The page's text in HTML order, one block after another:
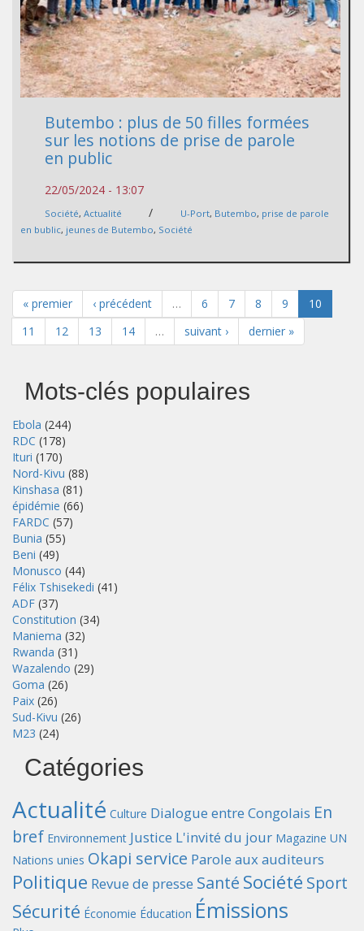
Butembo : plus de 50 filles formées
sur les notions de prise de parole
en public
22/05/2024 - 13:07
Société, Actualité / U-Port, Butembo, prise de parole
en bublic, jeunes de Butembo, Société
« premier ‹ précédent … 6 7 8 9
10
11
12 13 14 … suivant › dernier »
Mots-clés populaires
Ebola (244)
RDC (178)
Ituri (170)
Nord-Kivu (88)
Kinshasa (81)
épidémie (66)
FARDC (57)
Bunia (55)
Beni (49)
Monusco (44)
Félix Tshisekedi (41)
ADF (37)
Constitution (34)
Maniema (32)
Rwanda (31)
Wazalendo (29)
Goma (26)
Paix (26)
Sud-Kivu (26)
M23 (24)
Catégories
Actualité Culture Dialogue entre Congolais En
bref Environnement Justice L'invité du jour Magazine UN
Nations unies Okapi service Parole aux auditeurs
Politique Revue de presse Santé Société Sport
Sécurité Économie Éducation Émissions